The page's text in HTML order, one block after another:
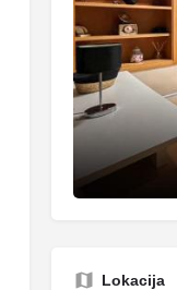
Lokacija